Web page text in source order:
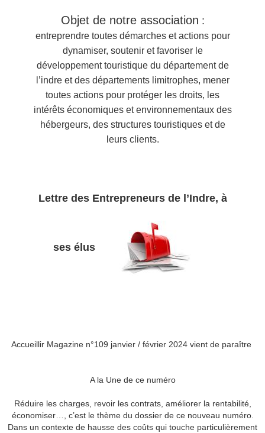
Objet de notre association :
entreprendre toutes démarches et actions pour
dynamiser, soutenir et favoriser le
développement touristique du département de
l’indre et des départements limitrophes, mener
toutes actions pour protéger les droits, les
intérêts économiques et environnementaux des
hébergeurs, des structures touristiques et de
leurs clients.
Lettre des Entrepreneurs de l’Indre, à
ses élus
Accueillir Magazine n°109 janvier / février 2024 vient de paraître
A la Une de ce numéro
Réduire les charges, revoir les contrats, améliorer la rentabilité,
économiser…, c’est le thème du dossier de ce nouveau numéro.
Dans un contexte de hausse des coûts qui touche particulièrement